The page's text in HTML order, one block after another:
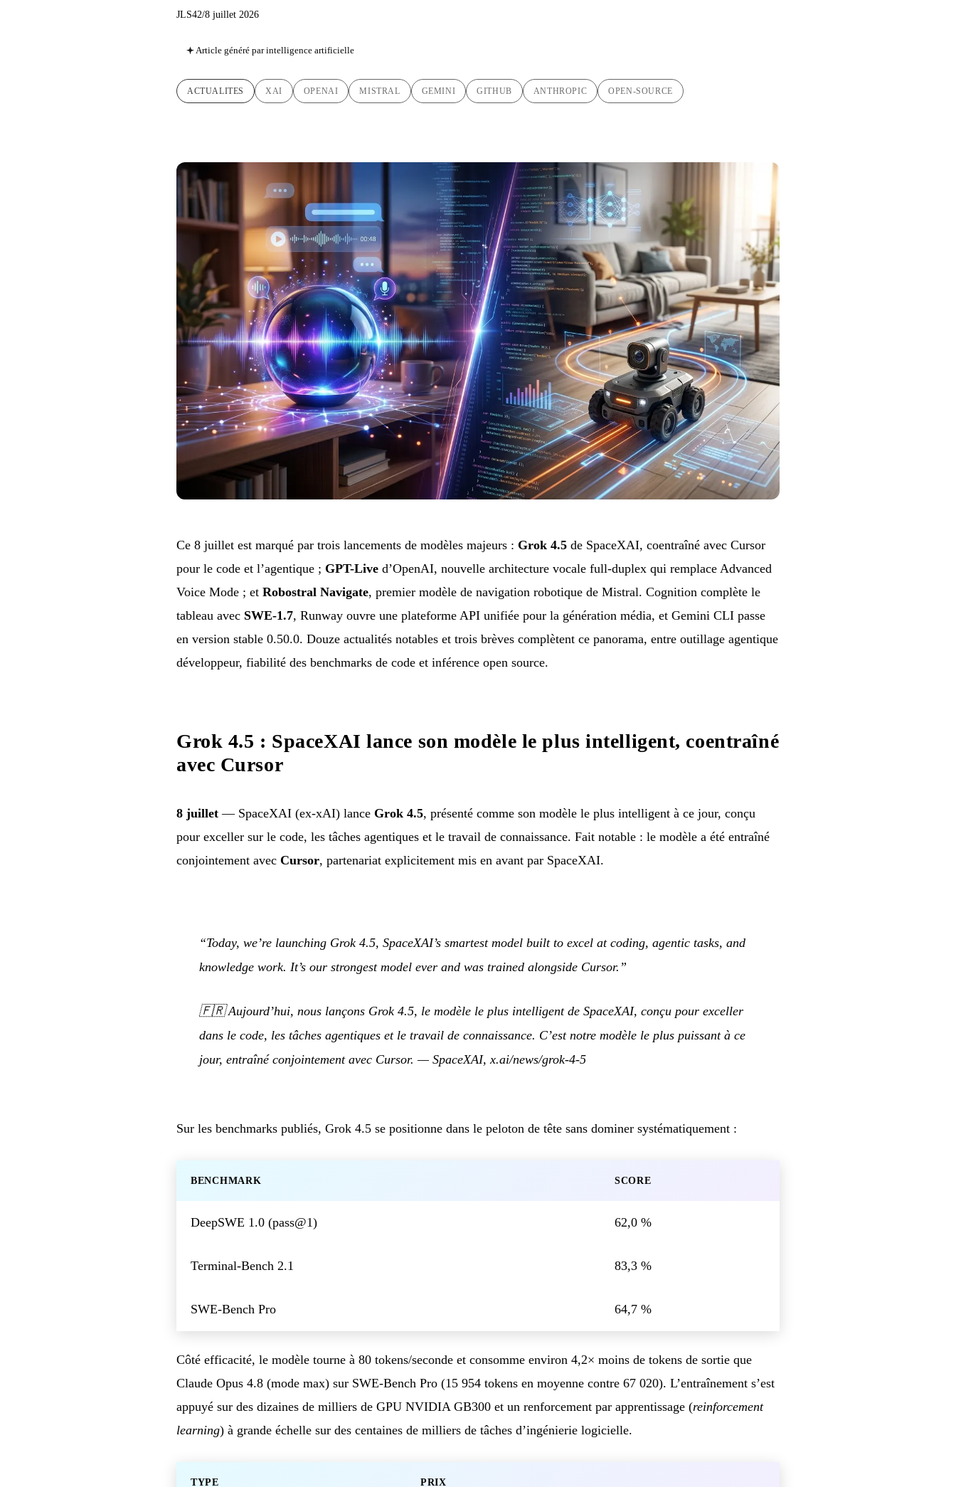
JLS42/8 juillet 2026
Article généré par intelligence artificielle
ACTUALITES XAI OPENAI MISTRAL GEMINI GITHUB ANTHROPIC OPEN-SOURCE
Ce 8 juillet est marqué par trois lancements de modèles majeurs : Grok 4.5 de SpaceXAI, coentraîné avec Cursor
pour le code et l’agentique ; GPT-Live d’OpenAI, nouvelle architecture vocale full-duplex qui remplace Advanced
Voice Mode ; et Robostral Navigate, premier modèle de navigation robotique de Mistral. Cognition complète le
tableau avec SWE-1.7, Runway ouvre une plateforme API unifiée pour la génération média, et Gemini CLI passe
en version stable 0.50.0. Douze actualités notables et trois brèves complètent ce panorama, entre outillage agentique
développeur, fiabilité des benchmarks de code et inférence open source.
Grok 4.5 : SpaceXAI lance son modèle le plus intelligent, coentraîné
avec Cursor
8 juillet — SpaceXAI (ex-xAI) lance Grok 4.5, présenté comme son modèle le plus intelligent à ce jour, conçu
pour exceller sur le code, les tâches agentiques et le travail de connaissance. Fait notable : le modèle a été entraîné
conjointement avec Cursor, partenariat explicitement mis en avant par SpaceXAI.
“Today, we’re launching Grok 4.5, SpaceXAI’s smartest model built to excel at coding, agentic tasks, and
knowledge work. It’s our strongest model ever and was trained alongside Cursor.”
🇫🇷Aujourd’hui, nous lançons Grok 4.5, le modèle le plus intelligent de SpaceXAI, conçu pour exceller
dans le code, les tâches agentiques et le travail de connaissance. C’est notre modèle le plus puissant à ce
jour, entraîné conjointement avec Cursor. — SpaceXAI, x.ai/news/grok-4-5
Sur les benchmarks publiés, Grok 4.5 se positionne dans le peloton de tête sans dominer systématiquement :
BENCHMARK SCORE
DeepSWE 1.0 (pass@1) 62,0 %
Terminal-Bench 2.1 83,3 %
SWE-Bench Pro 64,7 %
Côté efficacité, le modèle tourne à 80 tokens/seconde et consomme environ 4,2× moins de tokens de sortie que
Claude Opus 4.8 (mode max) sur SWE-Bench Pro (15 954 tokens en moyenne contre 67 020). L’entraînement s’est
appuyé sur des dizaines de milliers de GPU NVIDIA GB300 et un renforcement par apprentissage (reinforcement
learning) à grande échelle sur des centaines de milliers de tâches d’ingénierie logicielle.
TYPE PRIX